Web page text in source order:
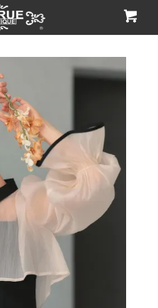
スパンコール刺繍